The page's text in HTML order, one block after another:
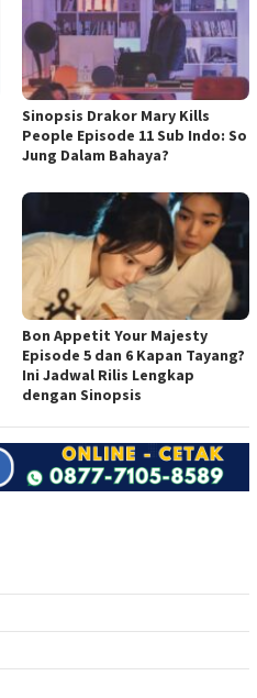
Sinopsis Drakor Mary Kills
People Episode 11 Sub Indo: So
Jung Dalam Bahaya?
Bon Appetit Your Majesty
Episode 5 dan 6 Kapan Tayang?
Ini Jadwal Rilis Lengkap
dengan Sinopsis